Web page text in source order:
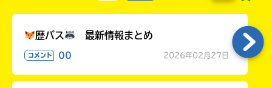
歴バス 最新情報まとめ
コメント 00 2026年02月27日